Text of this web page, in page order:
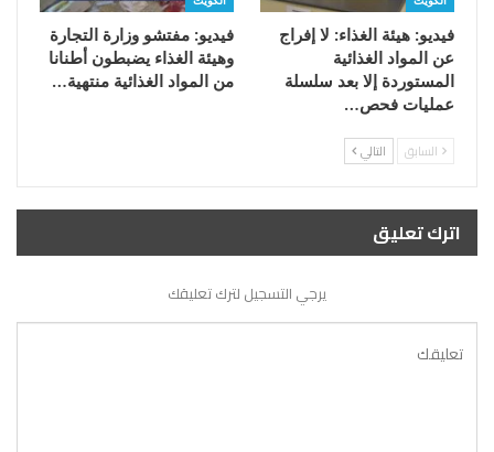
فيديو: هيئة الغذاء: لا إفراج
عن المواد الغذائية
المستوردة إلا بعد سلسلة
عمليات فحص…
فيديو: مفتشو وزارة التجارة
وهيئة الغذاء يضبطون أطنانا
من المواد الغذائية منتهية…
السابق التالي
اترك تعليق
يرجي التسجيل لترك تعليقك